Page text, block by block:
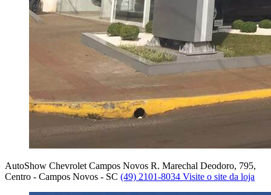
AutoShow Chevrolet Campos Novos R. Marechal Deodoro, 795,
Centro - Campos Novos - SC (49) 2101-8034 Visite o site da loja